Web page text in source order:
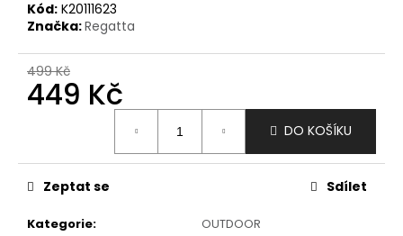
Kód: K20111623
Značka:Regatta
499 Kč
449 Kč
DO KOŠÍKU
Kategorie:
OUTDOOR
Zeptat se Sdílet
u
č
u
e